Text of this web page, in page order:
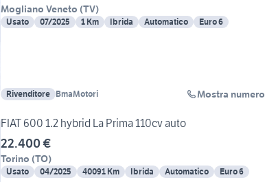
Mogliano Veneto (TV)
Usato 07/2025 1 Km Ibrida Automatico Euro 6
Rivenditore BmaMotori Mostra numero
FIAT 600 1.2 hybrid La Prima 110cv auto
22.400 €
Torino (TO)
Usato 04/2025 40091 Km Ibrida Automatico Euro 6